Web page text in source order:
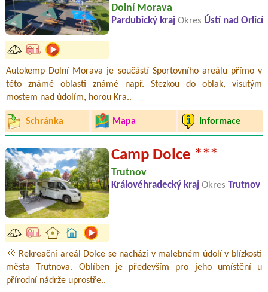
Dolní Morava
Pardubický kraj Okres Ústí nad Orlicí
Autokemp Dolní Morava je součástí Sportovního areálu přímo v
této známé oblasti známé např. Stezkou do oblak, visutým
mostem nad údolím, horou Kra..
Schránka Mapa Informace
Camp Dolce ***
Trutnov
Královéhradecký kraj Okres Trutnov
🌞 Rekreační areál Dolce se nachází v malebném údolí v blízkosti
města Trutnova. Oblíben je především pro jeho umístění u
přírodní nádrže uprostře..